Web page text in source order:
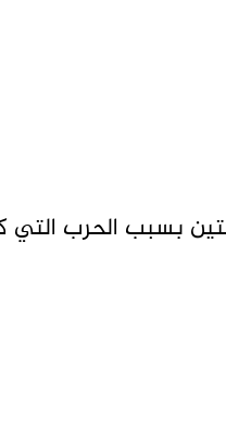
بسبب الحرب التي